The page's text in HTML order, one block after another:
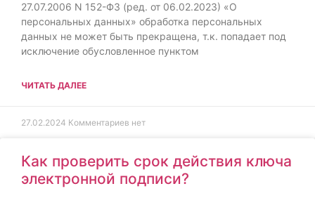
27.07.2006 N 152-ФЗ (ред. от 06.02.2023) «О
персональных данных» обработка персональных
данных не может быть прекращена, т.к. попадает под
исключение обусловленное пунктом
ЧИТАТЬ ДАЛЕЕ
27.02.2024 Комментариев нет
Как проверить срок действия ключа
электронной подписи?